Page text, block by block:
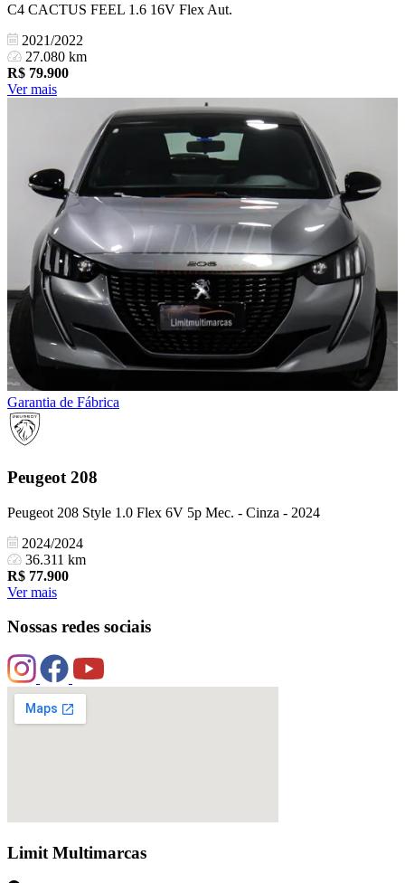
C4 CACTUS FEEL 1.6 16V Flex Aut.
2021/2022
27.080 km
R$ 79.900
Ver mais
Garantia de Fábrica
Peugeot 208
Peugeot 208 Style 1.0 Flex 6V 5p Mec. - Cinza - 2024
2024/2024
36.311 km
R$ 77.900
Ver mais
Nossas redes sociais
Limit Multimarcas